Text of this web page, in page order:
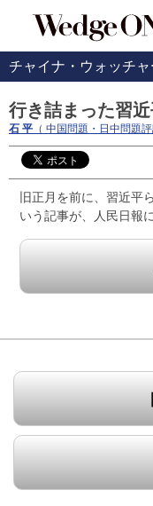
チャイナ・ウォッチ
行き詰まった習近
石 平 （ 中国問題・日中問題評
旧正月を前に、習近平
いう記事が、人民日報